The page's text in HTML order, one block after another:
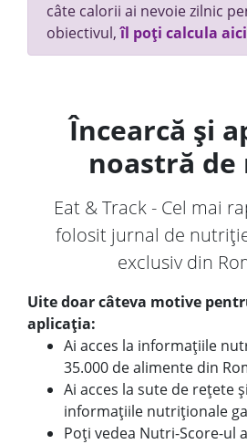
câte calorii ai nevoie zilnic
obiectivul,îl poți calcula
Încearcă și
noastră de
Eat & Track - Cel mai
folosit jurnal de
exclusiv din
Uite doar câteva motive
aplicația:
Ai acces la informațiile
35.000 de alimente din
Ai acces la sute de rețete
informațiile nutriționale
Poți vedea Nutri-Score-ul